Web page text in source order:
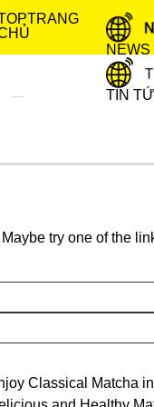
TRANG
NEWS
TIN
try one of the
Classical Matcha in